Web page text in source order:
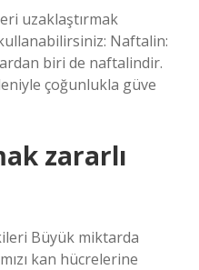
uzaklaştırmak
Naftalin:
biri de naftalindir.
çoğunlukla güve
zararlı
Büyük miktarda
kan hücrelerine